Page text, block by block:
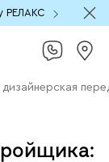
РЕЛАКС